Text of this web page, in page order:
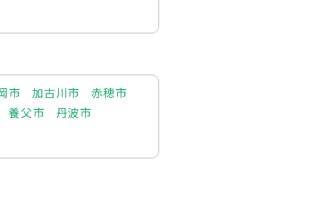
市 加古川市
赤穂市
養父市
丹波市